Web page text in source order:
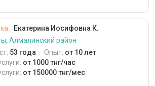
Екатерина Иосифовна К.
Алмалинский район
53 года Опыт: от 10 лет
от 1000 тнг/час
от 150000 тнг/мес